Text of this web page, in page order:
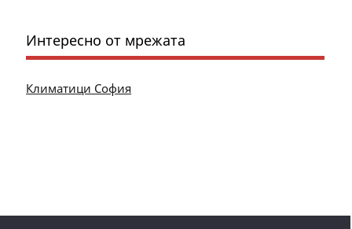
Интересно от мрежата
Климатици София